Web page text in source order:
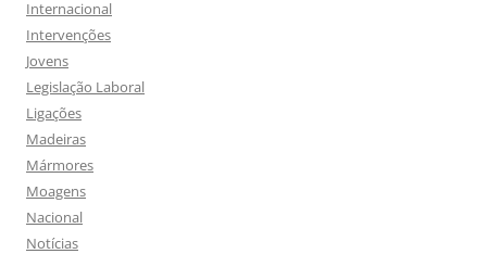
Internacional
Intervenções
Jovens
Legislação Laboral
Ligações
Madeiras
Mármores
Moagens
Nacional
Notícias